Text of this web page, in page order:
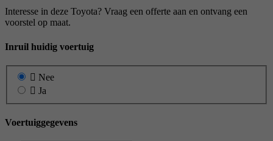
Interesse in deze Toyota? Vraag een offerte aan en ontvang een
voorstel op maat.
Inruil huidig voertuig
Nee
Ja
Voertuiggegevens